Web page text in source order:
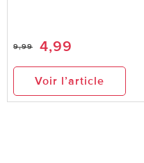
9,99 4,99
Voir l’article